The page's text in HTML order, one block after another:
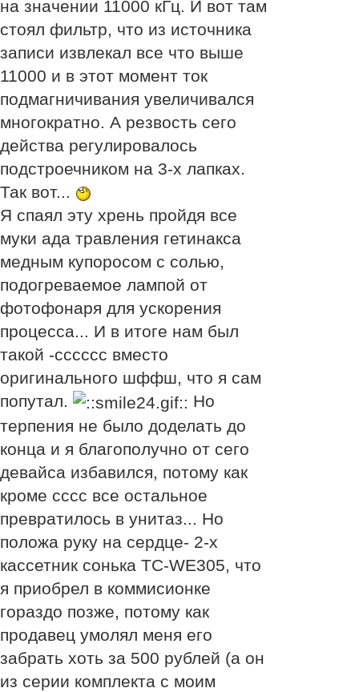
на значении 11000 кГц. И вот там
стоял фильтр, что из источника
записи извлекал все что выше
11000 и в этот момент ток
подмагничивания увеличивался
многократно. А резвость сего
действа регулировалось
подстроечником на 3-х лапках.
Так вот...
Я спаял эту хрень пройдя все
муки ада травления гетинакса
медным купоросом с солью,
подогреваемое лампой от
фотофонаря для ускорения
процесса... И в итоге нам был
такой -сссссс вместо
оригинального шффш, что я сам
попутал.
Но
терпения не было доделать до
конца и я благополучно от сего
девайса избавился, потому как
кроме сссс все остальное
превратилось в унитаз... Но
положа руку на сердце- 2-х
кассетник сонька TC-WE305, что
я приобрел в коммисионке
гораздо позже, потому как
продавец умолял меня его
забрать хоть за 500 рублей (а он
из серии комплекта с моим